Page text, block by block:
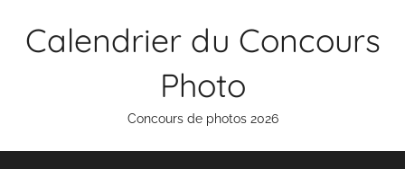
Calendrier du Concours
Photo
Concours de photos 2026